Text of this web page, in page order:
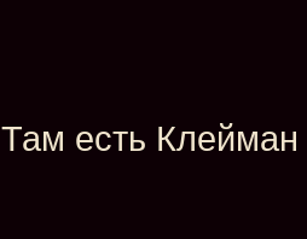
Там есть